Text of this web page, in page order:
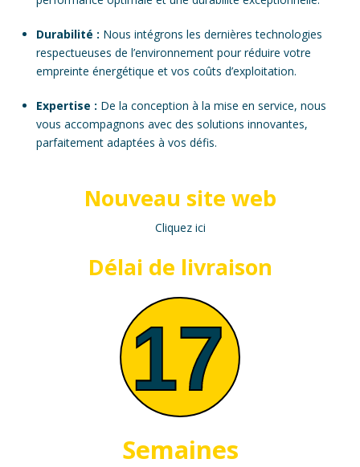
Durabilité : Nous intégrons les dernières technologies
respectueuses de l’environnement pour réduire votre
empreinte énergétique et vos coûts d’exploitation.
Expertise : De la conception à la mise en service, nous
vous accompagnons avec des solutions innovantes,
parfaitement adaptées à vos défis.
Nouveau site web
Cliquez ici
Délai de livraison
Semaines